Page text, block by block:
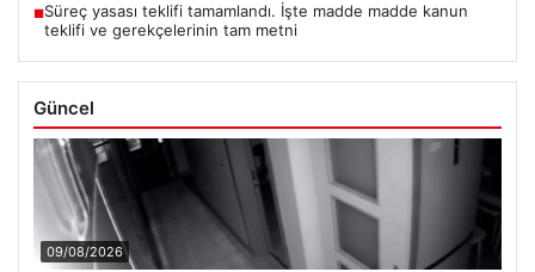
■Süreç yasası teklifi tamamlandı. İşte madde madde kanun
teklifi ve gerekçelerinin tam metni
Güncel
09/08/2026